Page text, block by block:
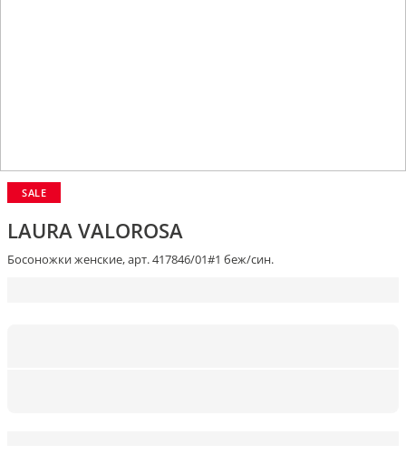
SALE
LAURA VALOROSA
Босоножки женские, арт. 417846/01#1 беж/син.